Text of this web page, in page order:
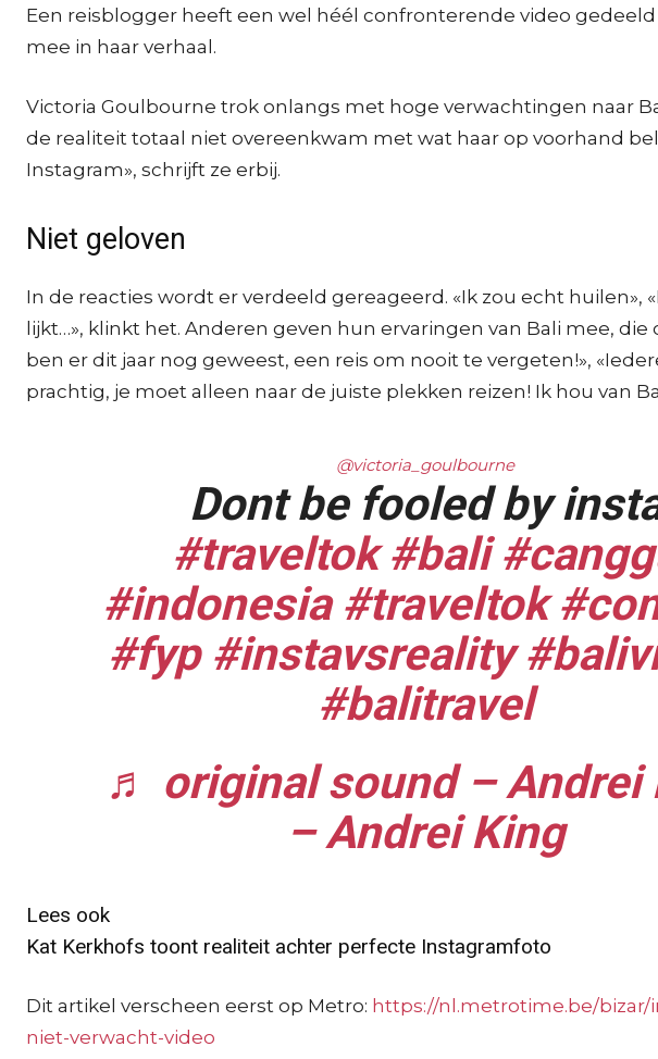
Een reisblogger heeft een wel héél confronterende video
mee in haar verhaal.
Victoria Goulbourne trok onlangs met hoge verwachtingen naar
de realiteit totaal niet overeenkwam met wat haar op voorhand
Instagram», schrijft ze erbij.
Niet geloven
In de reacties wordt er verdeeld gereageerd. «Ik zou echt huilen»,
lijkt…», klinkt het. Anderen geven hun ervaringen van Bali mee,
ben er dit jaar nog geweest, een reis om nooit te vergeten!»,
prachtig, je moet alleen naar de juiste plekken reizen! Ik hou van
@victoria_goulbourne
Dont be fooled by
#traveltok #bali
#indonesia #traveltok
#fyp #instavsreality
#balitravel
♬ original sound – Andrei
– Andrei King
Lees ook
Kat Kerkhofs toont realiteit achter perfecte Instagramfoto
Dit artikel verscheen eerst op Metro: https://nl.metrotime.be/
niet-verwacht-video